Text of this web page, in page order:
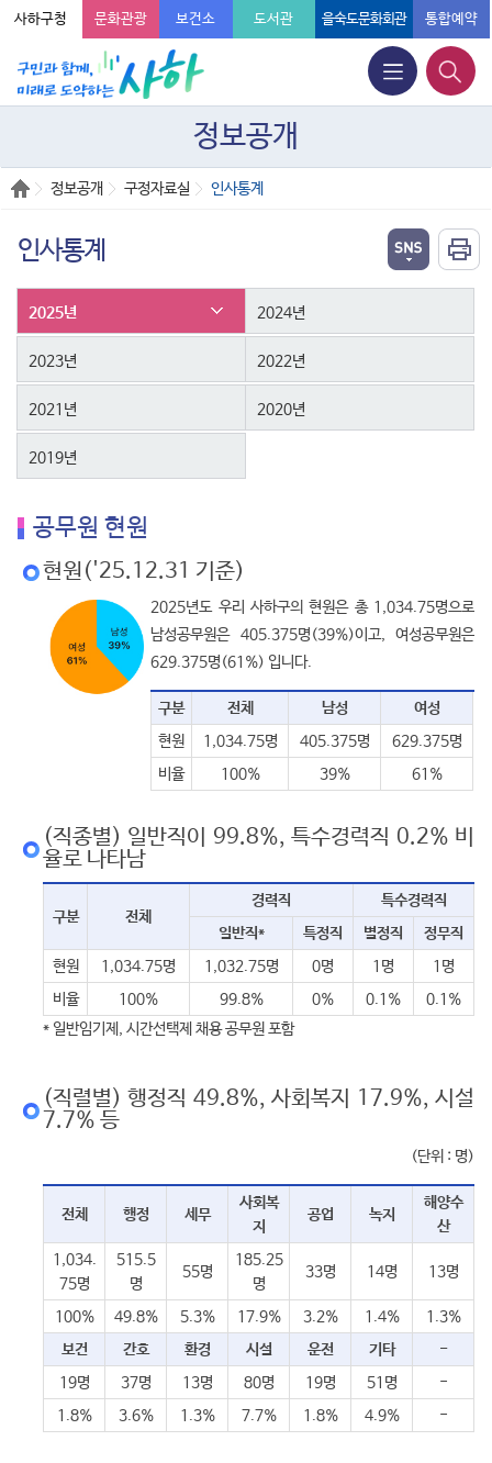
사하구청 문화관광 보건소 도서관 을숙도문화회관 통합예약
정보공개
정보공개 구정자료실 인사통계
인사통계
2025년 2024년
2023년 2022년
2021년 2020년
2019년
공무원 현원
현원('25.12.31 기준)
2025년도 우리 사하구의 현원은 총 1,034.75명으로
남성공무원은 405.375명(39%)이고, 여성공무원은
629.375명(61%) 입니다.
구분 전체 남성
여성
현원
1,034.75명 405.375명
629.375명
비율
100% 39% 61%
(직종별) 일반직이 99.8%, 특수경력직 0.2% 비
율로 나타남
구분 전체
경력직
특수경력직
일반직*
특정직 별정직
정무직
현원
1,034.75명 1,032.75명 0명 1명
1명
비율
100% 99.8% 0% 0.1%
0.1%
* 일반임기제, 시간선택제 채용 공무원 포함
(직렬별) 행정직 49.8%, 사회복지 17.9%, 시설
7.7% 등
(단위 : 명)
전체 행정 세무
사회복
지
공업 녹지
해양수
산
1,034.
75명
515.5
명
55명
185.25
명
33명 14명 13명
100% 49.8% 5.3% 17.9% 3.2% 1.4%
1.3%
보건
간호 환경 시설 운전 기타
-
19명
37명 13명 80명 19명 51명
-
1.8%
3.6% 1.3% 7.7% 1.8% 4.9% -